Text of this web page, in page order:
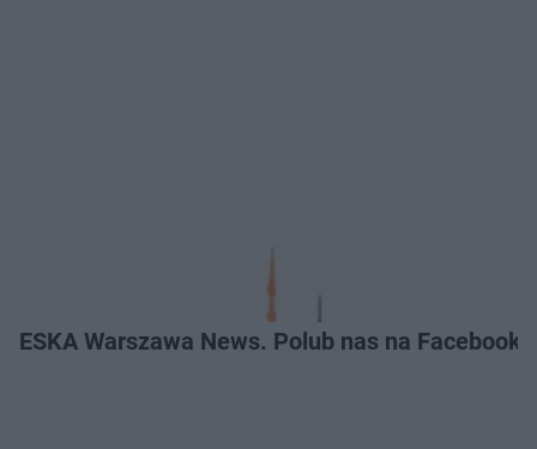
ESKA Warszawa News. Polub nas na